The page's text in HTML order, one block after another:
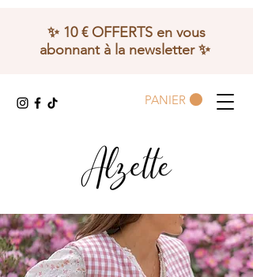
✨ 10 € OFFERTS en vous
abonnant à la newsletter ✨
PANIER